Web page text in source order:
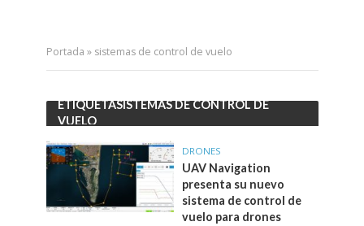
Portada » sistemas de control de vuelo
ETIQUETASISTEMAS DE CONTROL DE
VUELO
DRONES
UAV Navigation
presenta su nuevo
sistema de control de
vuelo para drones